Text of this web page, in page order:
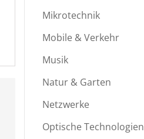
Mikrotechnik
Mobile & Verkehr
Musik
Natur & Garten
Netzwerke
Optische Technologien